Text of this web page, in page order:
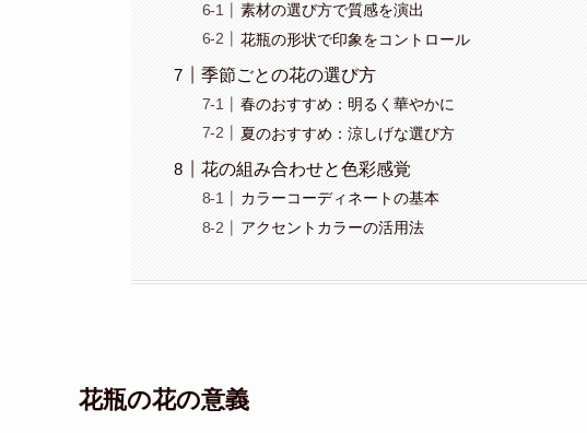
素材の選び方で質感を演出
花瓶の形状で印象をコントロール
季節ごとの花の選び方
春のおすすめ：明るく華やかに
夏のおすすめ：涼しげな選び方
花の組み合わせと色彩感覚
カラーコーディネートの基本
アクセントカラーの活用法
花瓶の花の意義